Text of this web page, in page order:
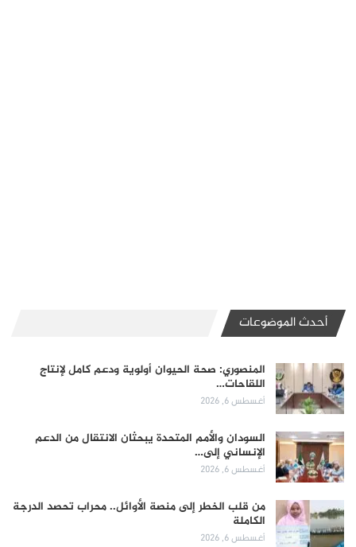
أحدث الموضوعات
المنصوري: صحة الحيوان أولوية ودعم كامل لإنتاج
اللقاحات…
أغسطس 6, 2026
السودان والأمم المتحدة يبحثان الانتقال من الدعم
الإنساني إلى…
أغسطس 6, 2026
من قلب الخطر إلى منصة الأوائل.. محراب تحصد الدرجة
الكاملة
أغسطس 6, 2026